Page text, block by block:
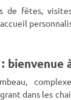
de fêtes,
bienvenue
dans les